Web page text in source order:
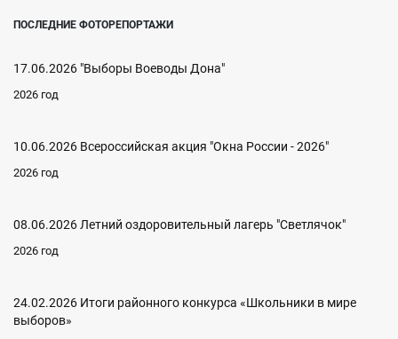
ПОСЛЕДНИЕ ФОТОРЕПОРТАЖИ
17.06.2026 "Выборы Воеводы Дона"
2026 год
10.06.2026 Всероссийская акция "Окна России - 2026"
2026 год
08.06.2026 Летний оздоровительный лагерь "Светлячок"
2026 год
24.02.2026 Итоги районного конкурса «Школьники в мире
выборов»